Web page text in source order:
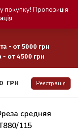
- от 5000 грн
- от 4500 грн
0 ГРН Реєстрація
средняя
115
покупку! Пропозиція